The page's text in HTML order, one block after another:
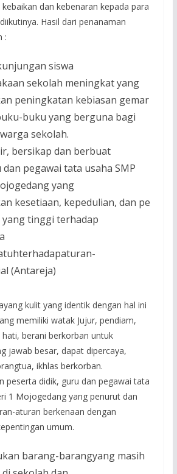
dan kebenaran kepada para
Hasil dari penanaman
:
siswa
sekolah meningkat yang
peningkatan kebiasan gemar
buku yang berguna bagi
sekolah.
bersikap dan berbuat
pegawai tata usaha SMP
yang
kesetiaan, kepedulian, dan pe
tinggi terhadap
(Antareja)
kulit yang identik dengan hal ini
memiliki watak Jujur, pendiam,
berani berkorban untuk
jawab besar, dapat dipercaya,
ikhlas berkorban.
peserta didik, guru dan pegawai tata
1 Mojogedang yang penurut dan
aturan berkenaan dengan
umum.
barang-barangyang masih